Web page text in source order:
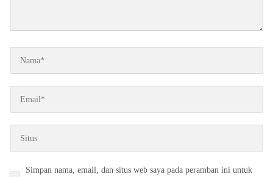
Simpan nama, email, dan situs web saya pada peramban ini untuk